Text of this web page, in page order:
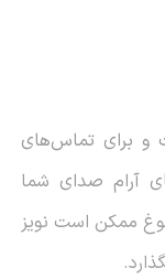
و برای تماس‌های
آرام صدای شما
ممکن است نویز